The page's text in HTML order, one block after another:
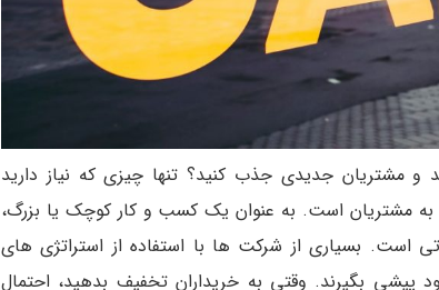
و مشتریان جدیدی جذب کنید؟ تنها چیزی که نیاز دارید
به مشتریان است. به عنوان یک کسب و کار کوچک یا بزرگ،
بسیاری از شرکت ها با استفاده از استراتژی های
پیشی بگیرند. وقتی به خریداران تخفیف بدهید، احتمال